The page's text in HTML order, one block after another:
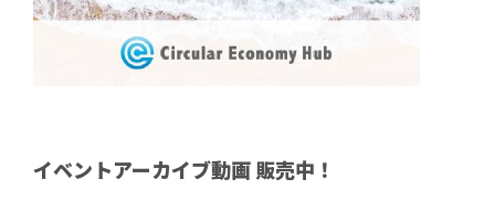
イベントアーカイブ動画 販売中！